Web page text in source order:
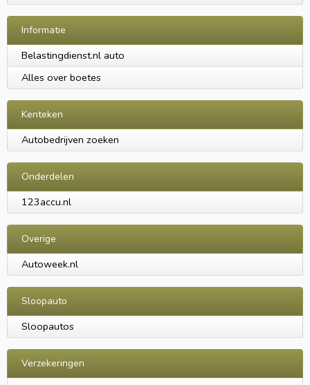
Informatie
Belastingdienst.nl auto
Alles over boetes
Kenteken
Autobedrijven zoeken
Onderdelen
123accu.nl
Overige
Autoweek.nl
Sloopauto
Sloopautos
Verzekeringen